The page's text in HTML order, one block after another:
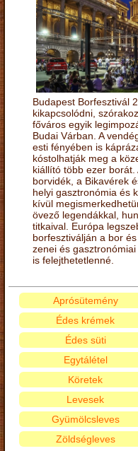
Budapest Borfesztivál
kikapcsolódni,
főváros egyik
Budai Várban. A
esti fényében is
kóstolhatják meg a
kiállító több ezer
borvidék, a Bikavérek
helyi gasztronómia és
kívül
övező legendákkal,
titkaival. Európa
borfesztiválján a bor
zenei és
is felejthetetlenné.
Aprósütemény
Édes krémek
Édes süti
Egytálétel
Köretek
Levesek
Gyümölcsleves
Zöldségleves